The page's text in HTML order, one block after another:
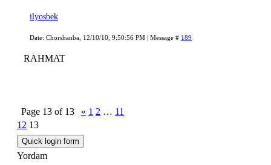
ilyosbek
Date: Chorshanba, 12/10/10, 9:50:56 PM | Message # 189
RAHMAT
Page 13 of 13 « 1 2 … 11
12 13
Yordam